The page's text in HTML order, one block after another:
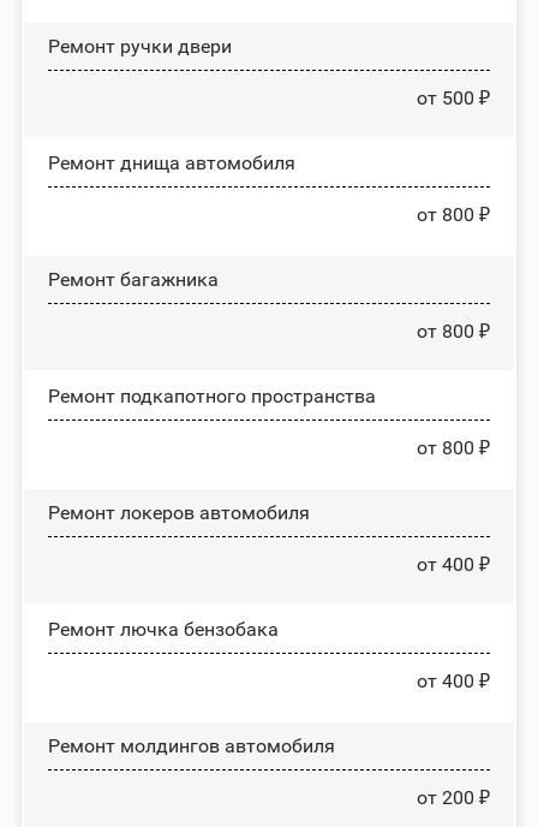
Ремонт ручки двери
от 500 ₽
Ремонт днища автомобиля
от 800 ₽
Ремонт багажника
от 800 ₽
Ремонт подкапотного пространства
от 800 ₽
Ремонт лoĸepoв автомобиля
от 400 ₽
Ремонт лючка бензобака
от 400 ₽
Ремонт молдингов автомобиля
от 200 ₽